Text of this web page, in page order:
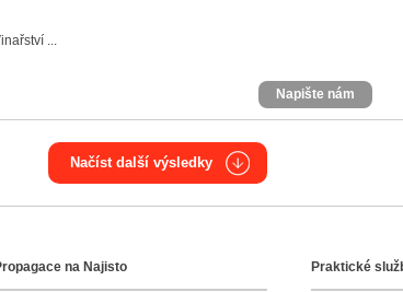
...
Napište nám
Načíst další výsledky
Najisto na Najisto Praktické